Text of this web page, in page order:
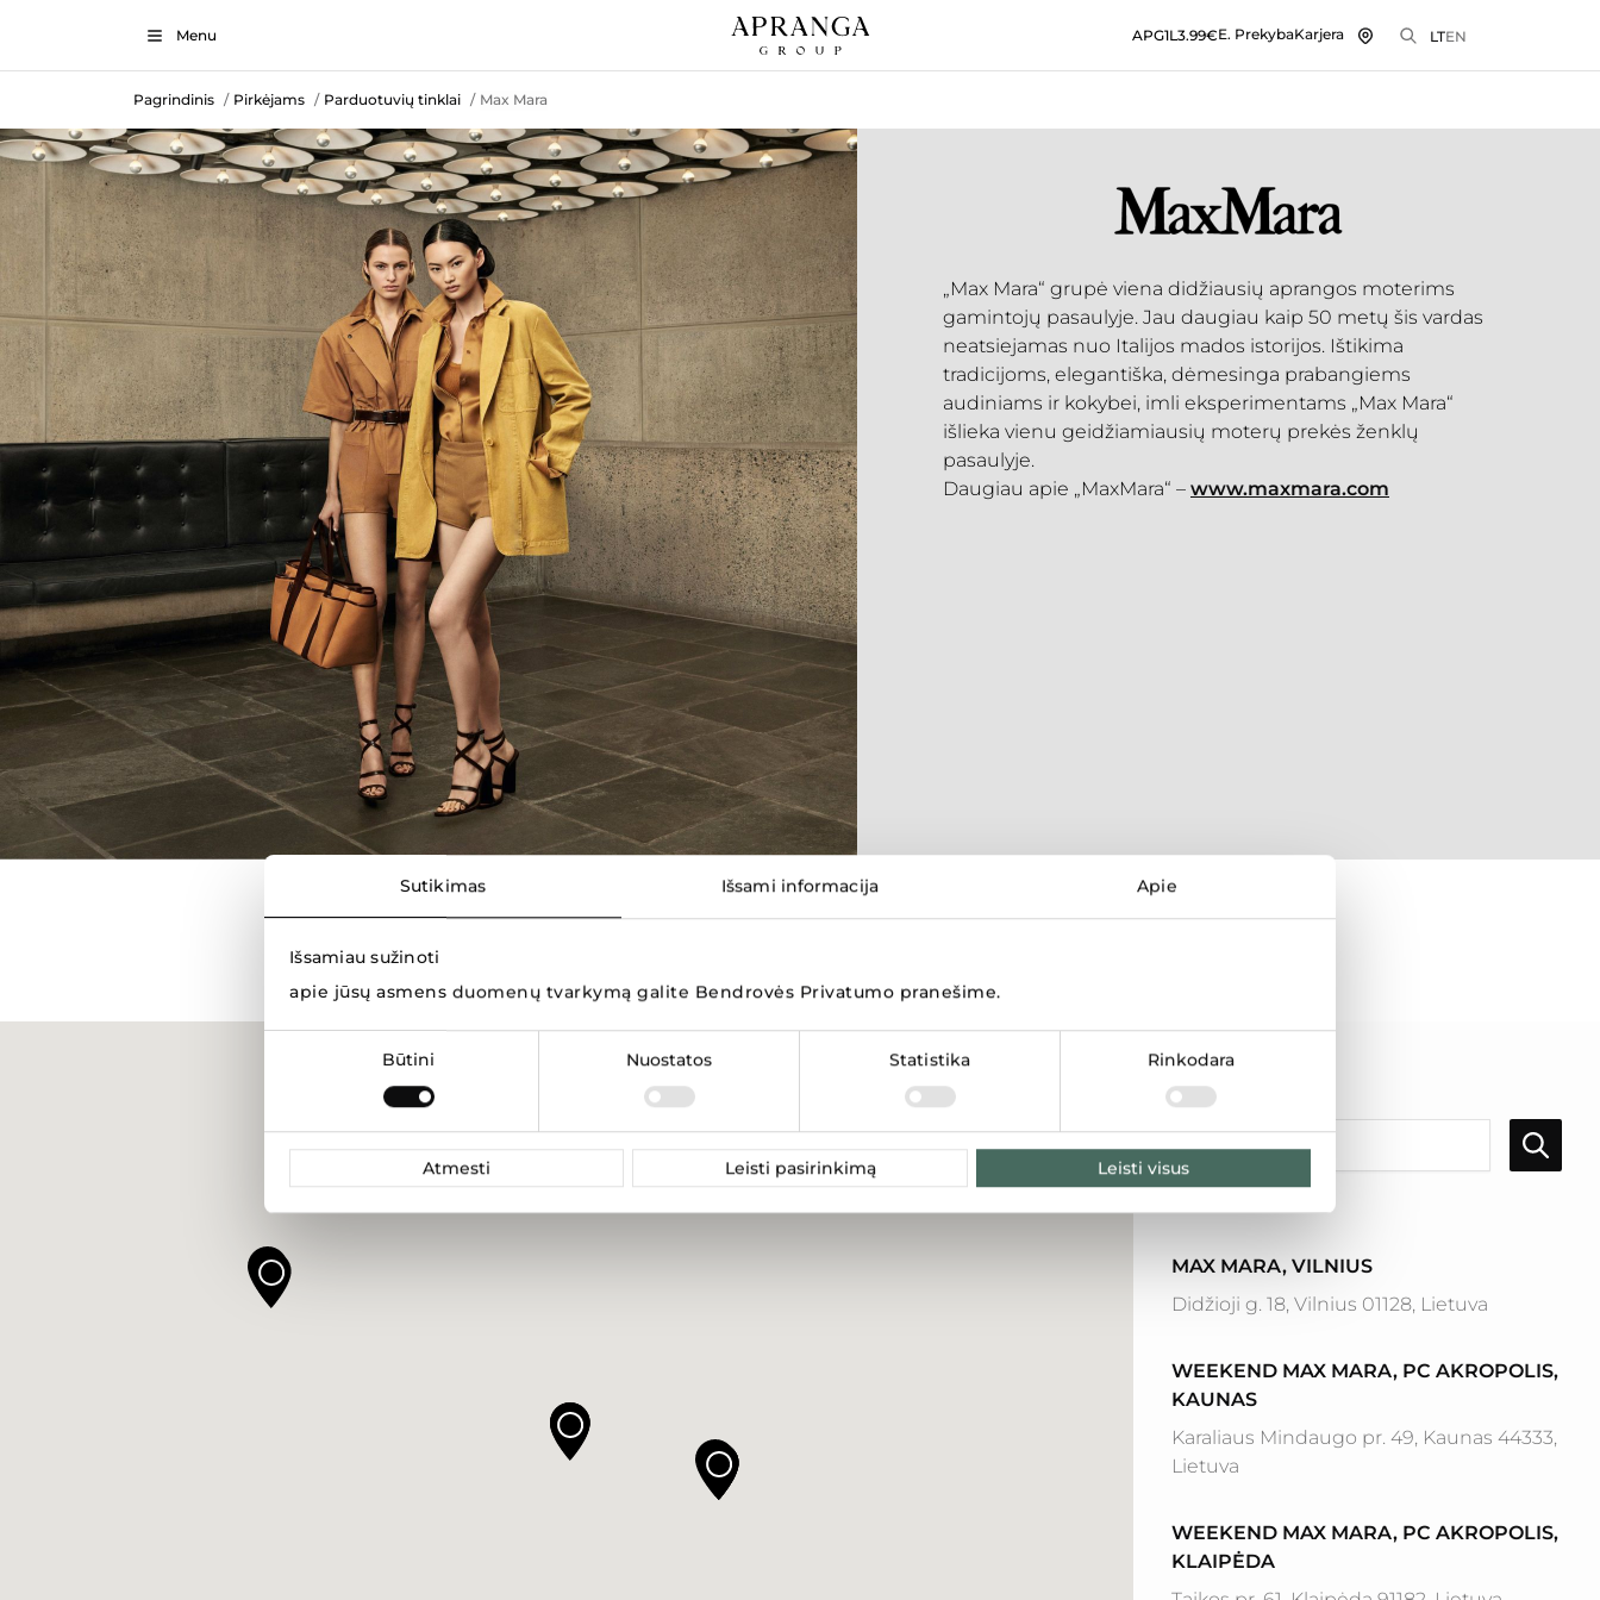
Sutikimas Išsami informacija Apie
Išsamiau sužinoti
apie jūsų asmens duomenų tvarkymą galite Bendrovės Privatumo pranešime.
Būtini Nuostatos Statistika Rinkodara
Atmesti Leisti pasirinkimą Leisti visus
Menu APG1L 3.99€E. PrekybaKarjera LTEN
Pagrindinis / Pirkėjams / Parduotuvių tinklai / Max Mara
„Max Mara“ grupė viena didžiausių aprangos moterims
gamintojų pasaulyje. Jau daugiau kaip 50 metų šis vardas
neatsiejamas nuo Italijos mados istorijos. Ištikima
tradicijoms, elegantiška, dėmesinga prabangiems
audiniams ir kokybei, imli eksperimentams „Max Mara“
išlieka vienu geidžiamiausių moterų prekės ženklų
pasaulyje.
Daugiau apie „MaxMara“ – www.maxmara.com
MAX MARA, VILNIUS
Didžioji g. 18, Vilnius 01128, Lietuva
WEEKEND MAX MARA, PC AKROPOLIS,
KAUNAS
Karaliaus Mindaugo pr. 49, Kaunas 44333,
Lietuva
WEEKEND MAX MARA, PC AKROPOLIS,
KLAIPĖDA